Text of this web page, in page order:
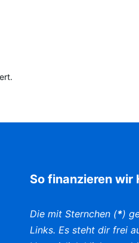
So finanzieren wir
Die mit Sternchen (*)
Links. Es steht dir frei